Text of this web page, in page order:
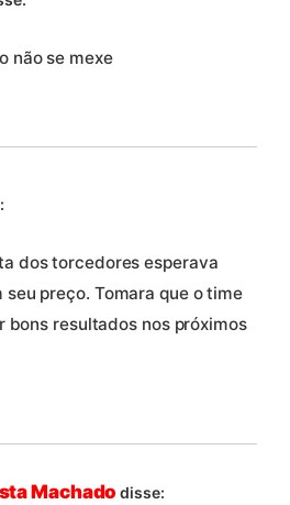
não se mexe
dos torcedores esperava
preço. Tomara que o time
bons resultados nos próximos
Machado disse: